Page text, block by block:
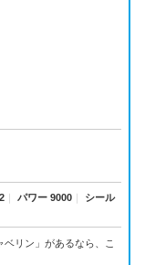
｜ パワー 9000 ｜
シール
ベリン」があるなら、こ